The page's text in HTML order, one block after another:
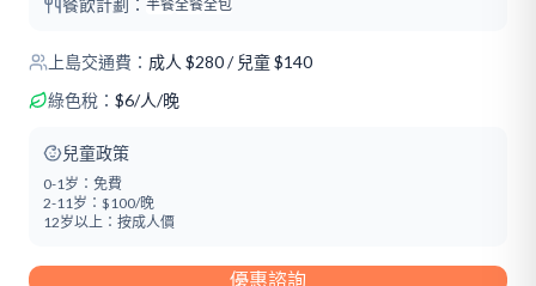
餐飲計劃： 半餐全餐全包
上島交通費： 成人 $280/ 兒童 $140
綠色稅： $6/人/晚
兒童政策
0-1岁： 免費
2-11岁： $100/晚
12岁以上： 按成人價
優惠諮詢